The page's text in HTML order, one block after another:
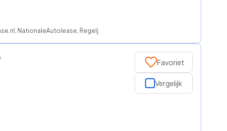
NationaleAutolease, Regeljelease
Favoriet
Vergelijk